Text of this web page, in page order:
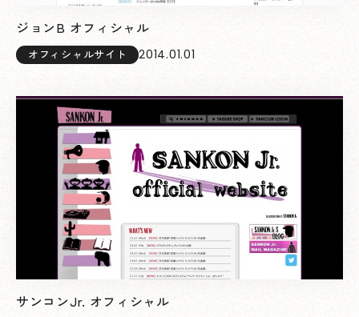
ジョンB オフィシャル
オフィシャルサイト 2014.01.01
サンコンJr. オフィシャル